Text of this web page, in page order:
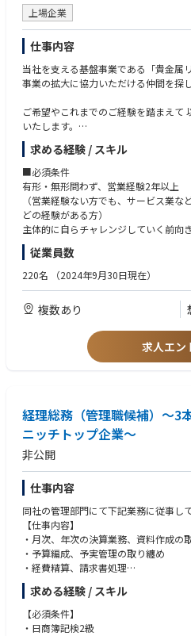
上場企業
仕事内容
当社を支える基盤事業である「貴金属
事業の拡大に協力いただける仲間を探し
ご希望やこれまでのご経験を踏まえて
いたします。
営業スタイルの「型化」やプロセス「
創出できる組織づくりにも取り組んで
携わることができます。
(1)歯科業界向け貴金属リサイクル材
型）
・顧客：歯科代理店（歯科医院に対し
・内容：歯科金属のスクラップを歯科
ます。
(２)電気・電子部品メーカーに対する
サルティング型）
・内容：上記メーカーの工程内廃棄品
預かりし、社内の製造・分析部門と連
本社勤務の営業は北海道から関東近辺
リアで担当顧客を分けています。
1週間単位でのイメージとすると、月
理を行い、火~木曜に顧客訪問を計画し
日帰りもあれば1泊／連泊もございます
そんな1週間が月間で少なくて2回、多
転勤に関しては、本営業ポジションに
ちいただきたく思います。
将来的に管理職になる前の段階、もし
は福岡に数年間転勤になる可能性がござ
これは「他拠点への転勤を経て、当社
積んでほしい」という思いがある為です
■充実した教育体制
求める経験 / スキル
■必須条件
有形・無形問わず、営業経験2年以上
（営業経験ない方でも、サービス業
どの経験がある方）
主体的に自らチャレンジしていく前向
普通自動車運転免許
■歓迎条件
後輩や部下の指導経験、将来的なマネ
従業員数
220名 （2024年9月30日現在）
複数あり
求人エン
経理総務（管理職候補）～3
ニッチトップ企業～
非公開
仕事内容
同社の管理部門にて下記業務に従事し
【仕事内容】
・月次、年次の決算業務、資料作成の
・予算編成、予実管理の取り纏め
・経費精算、請求書処理
・資金繰り管理、金融機関、税理士事
・勤怠管理
・総務関連業務
求める経験 / スキル
【必須条件】
・日商簿記検2級